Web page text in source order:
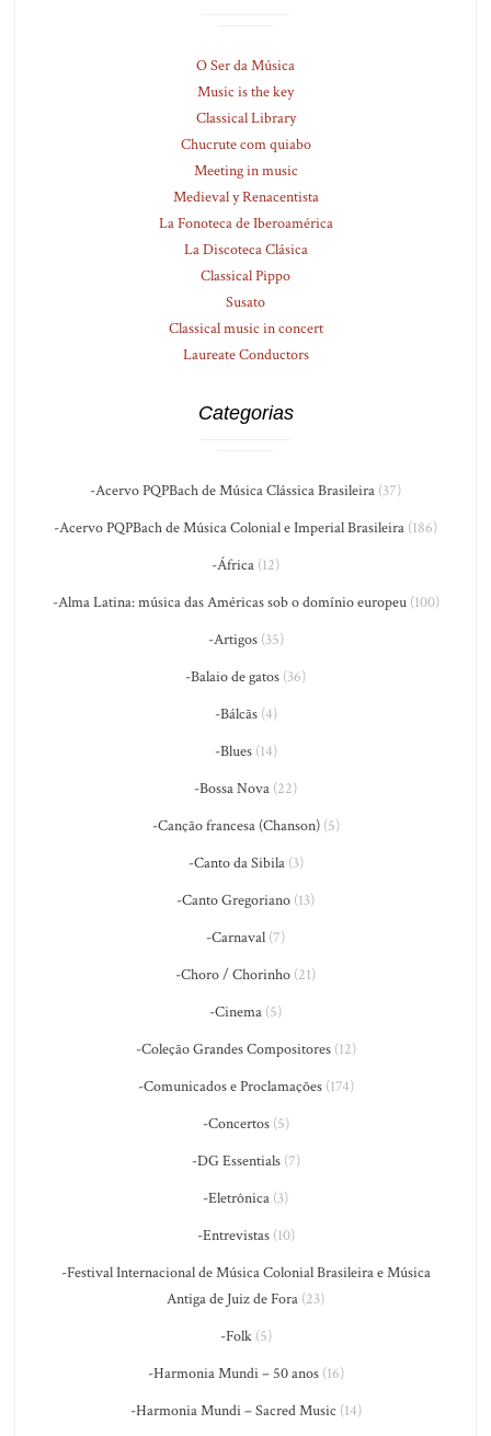
O Ser da Música
Music is the key
Classical Library
Chucrute com quiabo
Meeting in music
Medieval y Renacentista
La Fonoteca de Iberoamérica
La Discoteca Clásica
Classical Pippo
Susato
Classical music in concert
Laureate Conductors
Categorias
-Acervo PQPBach de Música Clássica Brasileira (37)
-Acervo PQPBach de Música Colonial e Imperial Brasileira (186)
-África (12)
-Alma Latina: música das Américas sob o domínio europeu(100)
-Artigos(35)
-Balaio de gatos (36)
-Bálcãs(4)
-Blues(14)
-Bossa Nova (22)
-Canção francesa (Chanson)(5)
-Canto da Sibila(3)
-Canto Gregoriano (13)
-Carnaval (7)
-Choro / Chorinho (21)
-Cinema (5)
-Coleção Grandes Compositores(12)
-Comunicados e Proclamações(174)
-Concertos(5)
-DG Essentials(7)
-Eletrônica (3)
-Entrevistas(10)
-Festival Internacional de Música Colonial Brasileira e Música
Antiga de Juiz de Fora (23)
-Folk(5)
-Harmonia Mundi – 50 anos(16)
-Harmonia Mundi – Sacred Music (14)